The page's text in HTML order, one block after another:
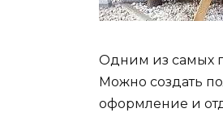
Одним из самых
Можно создать
оформление и